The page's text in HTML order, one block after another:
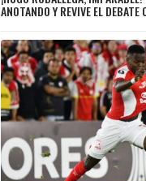
ANOTANDO Y REVIVE EL